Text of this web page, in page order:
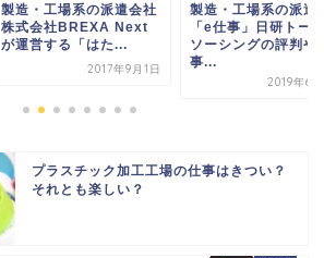
製造・工場系の派遣会社
株式会社BREXA Next
が運営する「はた...
2017年9月1日
製造・工場系の派遣
「e仕事」日研トー
ソーシングの評判や
事...
2019年6
プラスチック加工工場の仕事はきつい？
それとも楽しい？